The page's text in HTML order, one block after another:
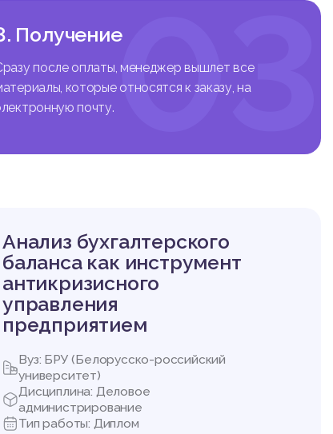
03
Получение
после оплаты, менеджер вышлет все
которые относятся к заказу, на
почту.
Анализ бухгалтерского
баланса как инструмент
антикризисного
управления
предприятием
Вуз: БРУ (Белорусско-российский
университет)
Дисциплина: Деловое
администрирование
Тип работы: Диплом